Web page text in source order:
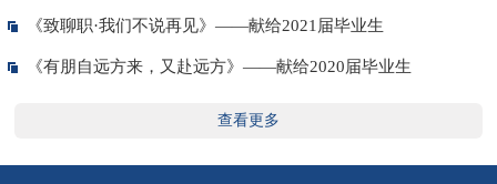
《致聊职·我们不说再见》——献给2021届毕业生
《有朋自远方来，又赴远方》——献给2020届毕业生
查看更多